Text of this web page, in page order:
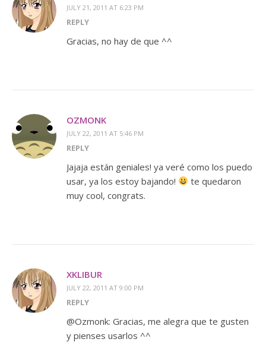
JULY 21, 2011 AT 6:23 PM
REPLY
Gracias, no hay de que ^^
OZMONK
JULY 22, 2011 AT 5:46 PM
REPLY
Jajaja están geniales! ya veré como los puedo
usar, ya los estoy bajando!
te quedaron
muy cool, congrats.
XKLIBUR
JULY 22, 2011 AT 9:00 PM
REPLY
@Ozmonk: Gracias, me alegra que te gusten
y pienses usarlos ^^